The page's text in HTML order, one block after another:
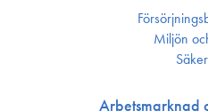
Miljön
Arbetsmarknad